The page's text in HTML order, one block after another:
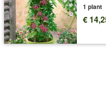
1 plant
€